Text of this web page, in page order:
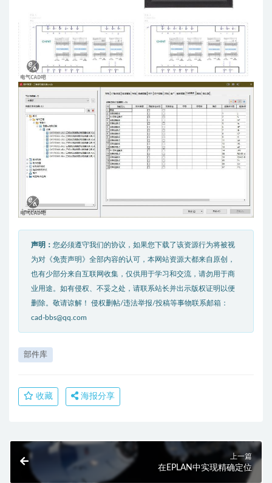
声明： 您必须遵守我们的协议，如果您下载了该资源行为将被视
为对《免责声明》全部内容的认可，本网站资源大都来自原创，
也有少部分来自互联网收集，仅供用于学习和交流，请勿用于商
业用途。如有侵权、不妥之处，请联系站长并出示版权证明以便
删除。敬请谅解！ 侵权删帖/违法举报/投稿等事物联系邮箱：
cad-bbs@qq.com
部件库
收藏 海报分享
上一篇
在EPLAN中实现精确定位